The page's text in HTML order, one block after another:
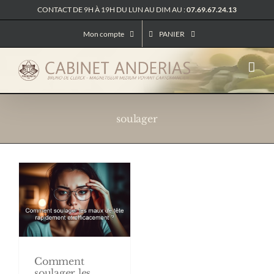
au
CONTACT DE 9H À 19H DU LUN AU DIM AU :07.69.67.24.13
Mon compte PANIER
soulager
Comment